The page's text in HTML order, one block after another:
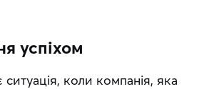
успіхом
коли компанія, яка